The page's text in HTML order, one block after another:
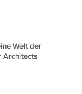
Welt der
Architects